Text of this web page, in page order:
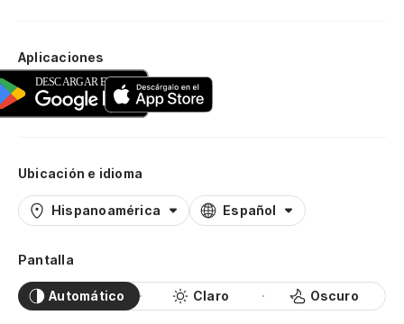
Aplicaciones
Ubicación e idioma
Hispanoamérica Español
Pantalla
Automático Claro Oscuro